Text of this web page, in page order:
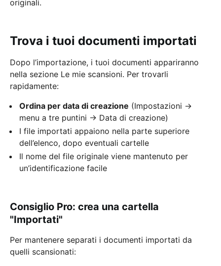
originali.
Trova i tuoi documenti importati
Dopo l’importazione, i tuoi documenti appariranno
nella sezione Le mie scansioni. Per trovarli
rapidamente:
Ordina per data di creazione (Impostazioni →
menu a tre puntini → Data di creazione)
I file importati appaiono nella parte superiore
dell’elenco, dopo eventuali cartelle
Il nome del file originale viene mantenuto per
un’identificazione facile
Consiglio Pro: crea una cartella
"Importati"
Per mantenere separati i documenti importati da
quelli scansionati: